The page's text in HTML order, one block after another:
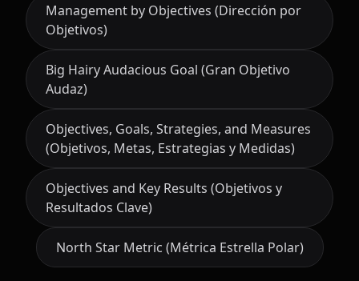
Management by Objectives (Dirección por
Objetivos)
Big Hairy Audacious Goal (Gran Objetivo
Audaz)
Objectives, Goals, Strategies, and Measures
(Objetivos, Metas, Estrategias y Medidas)
Objectives and Key Results (Objetivos y
Resultados Clave)
North Star Metric (Métrica Estrella Polar)